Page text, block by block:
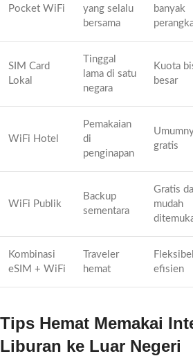
Pocket WiFi
yang selalu
bersama
banyak
SIM Card
Lokal
Tinggal
lama di satu
negara
Kuota
besar
WiFi Hotel
Pemakaian
di
penginapan
gratis
WiFi Publik
Backup
sementara
Gratis
mudah
Kombinasi
eSIM + WiFi
Traveler
hemat
efisien
Tips Hemat Memakai
Liburan ke Luar Negeri